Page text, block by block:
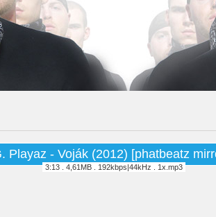
Playaz - Voják (2012) [phatbeatz
3:13 . 4,61MB . 192kbps|44kHz . 1x.mp3